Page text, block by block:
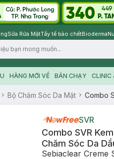
Sữa Rửa MặtTẩy tế bào chếtBioderma
HÀNG MỚI VỀ BÁN CHẠY CLINIC
Bộ Chăm Sóc Da Mặt Combo
SVR
Combo SVR
Chăm Sóc Da
Sebiaclear Creme